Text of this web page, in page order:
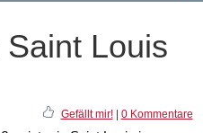
Louis
Gefällt mir!| 0 Kommentare